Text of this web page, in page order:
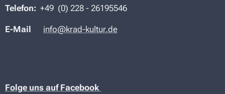
Telefon: +49 (0) 228 - 26195546
E-Mail info@krad-kultur.de
Folge uns auf Facebook